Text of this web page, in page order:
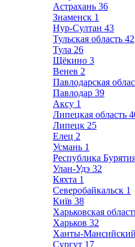
Астрахань 36
Знаменск 1
Нур-Султан 43
Тульская область 42
Тула 26
Щёкино 3
Венев 2
Павлодарская
Павлодар 39
Аксу 1
Липецкая область
Липецк 25
Елец 2
Усмань 1
Республика
Улан-Удэ 32
Кяхта 1
Северобайкальск 1
Київ 38
Харьковская
Харьков 32
Ханты-
Сургут 17